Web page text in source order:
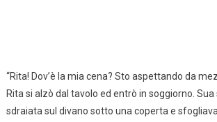
“Rita! Dov’è la mia cena? Sto aspettando da
Rita si alzò dal tavolo ed entrò in soggiorno.
sdraiata sul divano sotto una coperta e